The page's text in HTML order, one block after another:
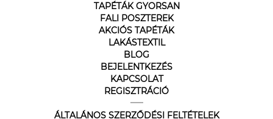
TAPÉTÁK GYORSAN
FALI POSZTEREK
AKCIÓS TAPÉTÁK
LAKÁSTEXTIL
BLOG
BEJELENTKEZÉS
KAPCSOLAT
REGISZTRÁCIÓ
ÁLTALÁNOS SZERZŐDÉSI FELTÉTELEK